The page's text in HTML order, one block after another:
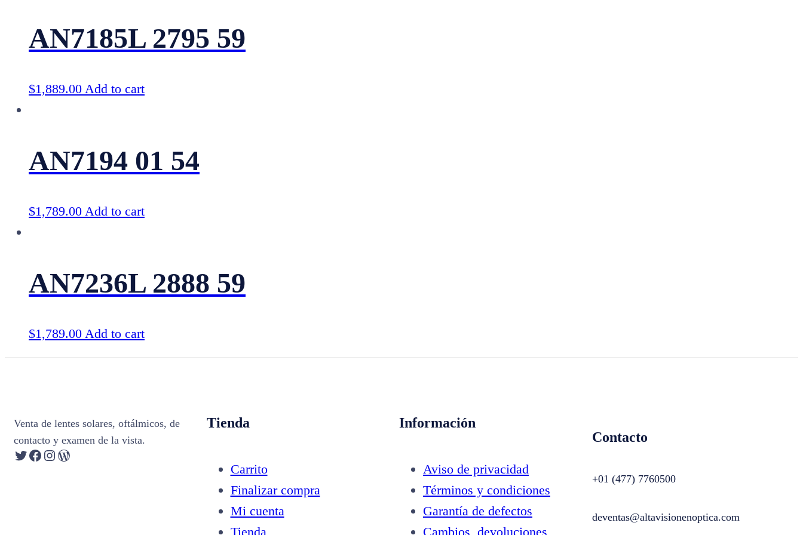
AN7185L 2795 59
$1,889.00 Add to cart
AN7194 01 54
$1,789.00 Add to cart
AN7236L 2888 59
$1,789.00 Add to cart
Venta de lentes solares, oftálmicos, de
contacto y examen de la vista.
Twitter Facebook Instagram WordPress
Tienda
Carrito
Finalizar compra
Mi cuenta
Tienda
Información
Aviso de privacidad
Términos y condiciones
Garantía de defectos
Cambios, devoluciones,
Contacto
+01 (477) 7760500
deventas@altavisionenoptica.com